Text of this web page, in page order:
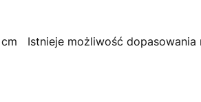
Istnieje możliwość dopasowania